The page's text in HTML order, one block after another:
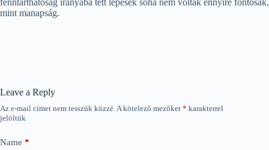
fenntarthatóság irányába tett lépések soha nem voltak ennyire fontosak,
mint manapság.
Leave a Reply
Az e-mail címet nem tesszük közzé.A kötelező mezőket * karakterrel
jelöltük
Name *